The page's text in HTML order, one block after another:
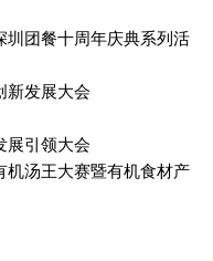
圳团餐十周年庆典系列活
新发展大会
展引领大会
机汤王大赛暨有机食材产